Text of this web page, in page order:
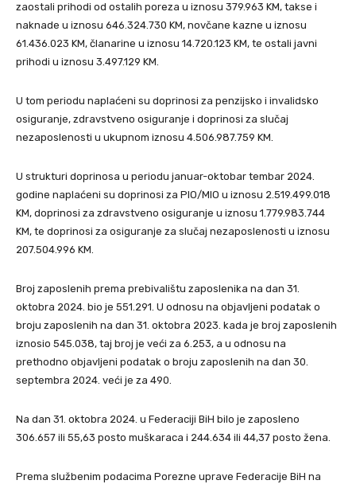
zaostali prihodi od ostalih poreza u iznosu 379.963 KM, takse i
naknade u iznosu 646.324.730 KM, novčane kazne u iznosu
61.436.023 KM, članarine u iznosu 14.720.123 KM, te ostali javni
prihodi u iznosu 3.497.129 KM.
U tom periodu naplaćeni su doprinosi za penzijsko i invalidsko
osiguranje, zdravstveno osiguranje i doprinosi za slučaj
nezaposlenosti u ukupnom iznosu 4.506.987.759 KM.
U strukturi doprinosa u periodu januar-oktobar tembar 2024.
godine naplaćeni su doprinosi za PIO/MIO u iznosu 2.519.499.018
KM, doprinosi za zdravstveno osiguranje u iznosu 1.779.983.744
KM, te doprinosi za osiguranje za slučaj nezaposlenosti u iznosu
207.504.996 KM.
Broj zaposlenih prema prebivalištu zaposlenika na dan 31.
oktobra 2024. bio je 551.291. U odnosu na objavljeni podatak o
broju zaposlenih na dan 31. oktobra 2023. kada je broj zaposlenih
iznosio 545.038, taj broj je veći za 6.253, a u odnosu na
prethodno objavljeni podatak o broju zaposlenih na dan 30.
septembra 2024. veći je za 490.
Na dan 31. oktobra 2024. u Federaciji BiH bilo je zaposleno
306.657 ili 55,63 posto muškaraca i 244.634 ili 44,37 posto žena.
Prema službenim podacima Porezne uprave Federacije BiH na